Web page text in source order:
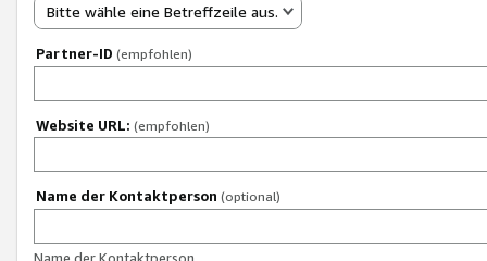
Bitte wähle eine Betreffzeile aus.
Partner-ID (empfohlen)
Website URL: (empfohlen)
Name der Kontaktperson (optional)
Name der Kontaktperson